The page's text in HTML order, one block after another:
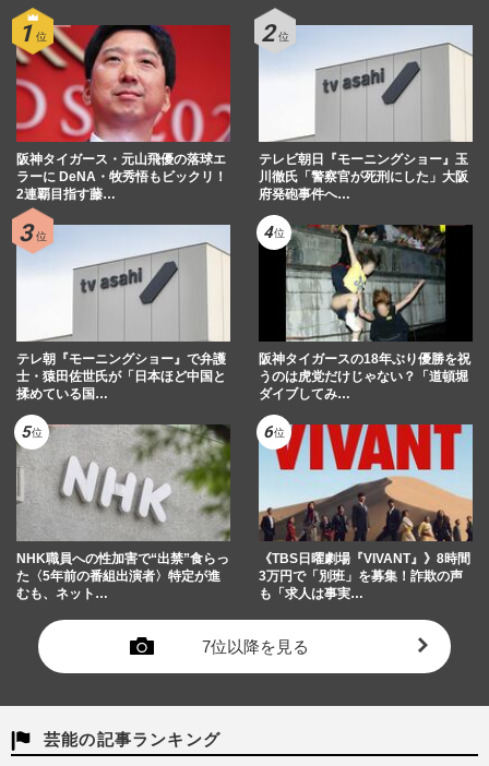
阪神タイガース・元山飛優の落球エ
ラーに DeNA・牧秀悟もビックリ！
2連覇目指す藤…
テレビ朝日『モーニングショー』玉
川徹氏「警察官が死刑にした」大阪
府発砲事件へ…
テレ朝『モーニングショー』で弁護
士・猿田佐世氏が「日本ほど中国と
揉めている国…
阪神タイガースの18年ぶり優勝を祝
うのは虎党だけじゃない？「道頓堀
ダイブしてみ…
NHK職員への性加害で“出禁”食らっ
た〈5年前の番組出演者〉特定が進
むも、ネット…
《TBS日曜劇場『VIVANT』》8時間
3万円で「別班」を募集！詐欺の声
も「求人は事実…
7位以降を見る
芸能の記事ランキング